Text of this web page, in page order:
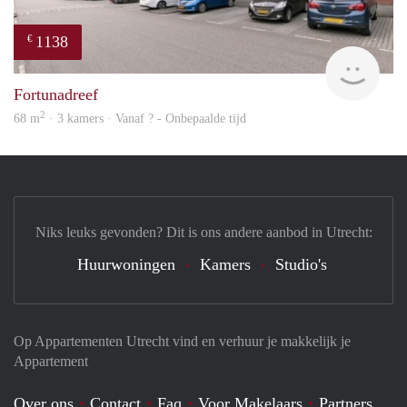
€ 1138
Fortunadreef
68 m2 · 3 kamers · Vanaf ? - Onbepaalde tijd
Op Appartementen Utrecht vind en verhuur je makkelijk je
Appartement
Over ons Contact Faq Voor Makelaars Partners
Niks leuks gevonden? Dit is ons andere aanbod in Utrecht:
Huurwoningen Kamers Studio's